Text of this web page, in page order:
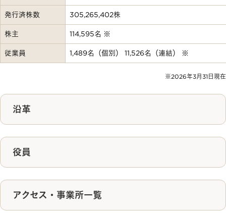
発行済株数 305,265,402株
株主 114,595名 ※
従業員 1,489名（個別） 11,526名（連結） ※
※2026年3月31日現在
沿革
役員
アクセス・事業所一覧